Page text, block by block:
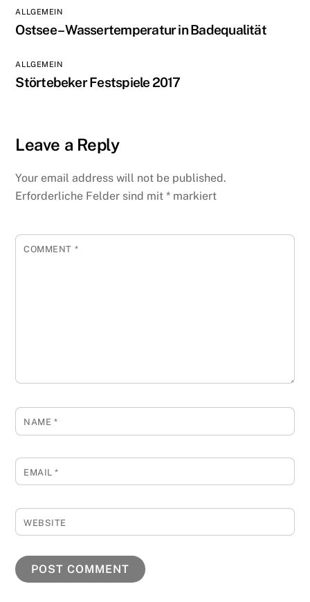
ALLGEMEIN
Ostsee – Wassertemperatur in Badequalität
ALLGEMEIN
Störtebeker Festspiele 2017
Leave a Reply
Your email address will not be published.
Erforderliche Felder sind mit* markiert
COMMENT *
NAME *
EMAIL*
WEBSITE